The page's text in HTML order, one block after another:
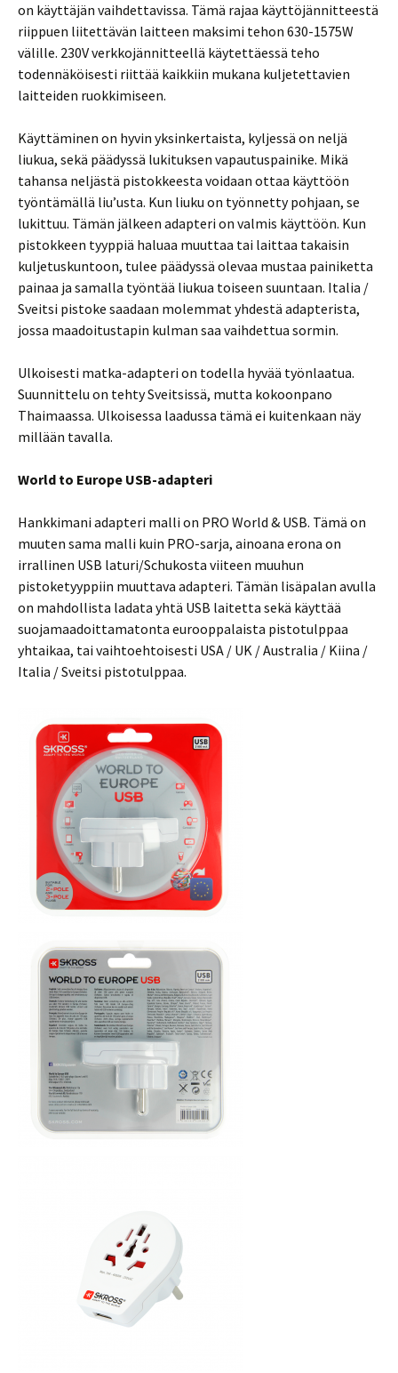
on käyttäjän vaihdettavissa. Tämä rajaa käyttöjännitteestä
riippuen liitettävän laitteen maksimi tehon 630-1575W
välille. 230V verkkojännitteellä käytettäessä teho
todennäköisesti riittää kaikkiin mukana kuljetettavien
laitteiden ruokkimiseen.
Käyttäminen on hyvin yksinkertaista, kyljessä on neljä
liukua, sekä päädyssä lukituksen vapautuspainike. Mikä
tahansa neljästä pistokkeesta voidaan ottaa käyttöön
työntämällä liu’usta. Kun liuku on työnnetty pohjaan, se
lukittuu. Tämän jälkeen adapteri on valmis käyttöön. Kun
pistokkeen tyyppiä haluaa muuttaa tai laittaa takaisin
kuljetuskuntoon, tulee päädyssä olevaa mustaa painiketta
painaa ja samalla työntää liukua toiseen suuntaan. Italia /
Sveitsi pistoke saadaan molemmat yhdestä adapterista,
jossa maadoitustapin kulman saa vaihdettua sormin.
Ulkoisesti matka-adapteri on todella hyvää työnlaatua.
Suunnittelu on tehty Sveitsissä, mutta kokoonpano
Thaimaassa. Ulkoisessa laadussa tämä ei kuitenkaan näy
millään tavalla.
World to Europe USB-adapteri
Hankkimani adapteri malli on PRO World & USB. Tämä on
muuten sama malli kuin PRO-sarja, ainoana erona on
irrallinen USB laturi/Schukosta viiteen muuhun
pistoketyyppiin muuttava adapteri. Tämän lisäpalan avulla
on mahdollista ladata yhtä USB laitetta sekä käyttää
suojamaadoittamatonta eurooppalaista pistotulppaa
yhtaikaa, tai vaihtoehtoisesti USA / UK / Australia / Kiina /
Italia / Sveitsi pistotulppaa.